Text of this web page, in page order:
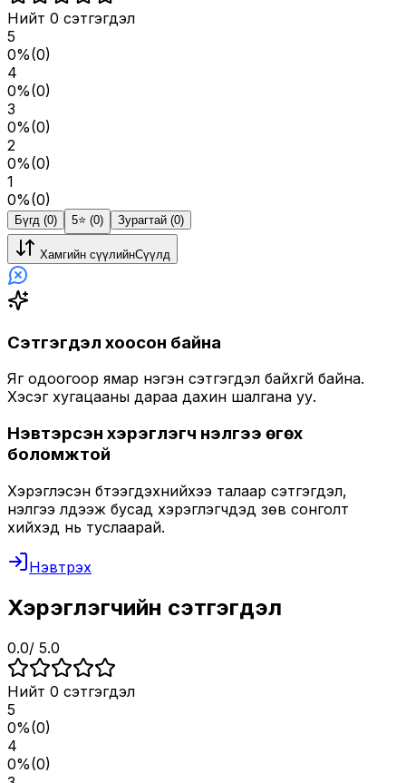
Нийт 0 сэтгэгдэл
5
0%(0)
4
0%(0)
3
0%(0)
2
0%(0)
1
0%(0)
Бүгд (0) 5⭐️ (0) Зурагтай (0)
Хамгийн сүүлийнСүүлд
Сэтгэгдэл хоосон байна
Яг одоогоор ямар нэгэн сэтгэгдэл байхгүй байна.
Хэсэг хугацааны дараа дахин шалгана уу.
Нэвтэрсэн хэрэглэгч үнэлгээ өгөх
боломжтой
Хэрэглэсэн бүтээгдэхүүнийхээ талаар сэтгэгдэл,
үнэлгээ үлдээж бусад хэрэглэгчдэд зөв сонголт
хийхэд нь туслаарай.
Нэвтрэх
Хэрэглэгчийн сэтгэгдэл
0.0/ 5.0
Нийт 0 сэтгэгдэл
5
0%(0)
4
0%(0)